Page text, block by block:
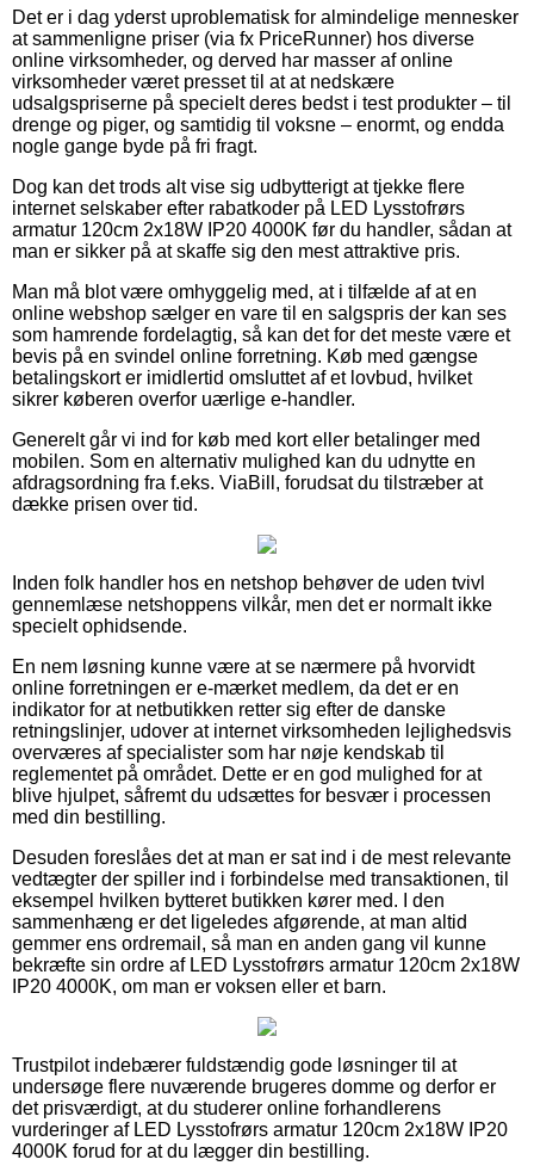
Det er i dag yderst uproblematisk for almindelige mennesker
at sammenligne priser (via fx PriceRunner) hos diverse
online virksomheder, og derved har masser af online
virksomheder været presset til at at nedskære
udsalgspriserne på specielt deres bedst i test produkter – til
drenge og piger, og samtidig til voksne – enormt, og endda
nogle gange byde på fri fragt.
Dog kan det trods alt vise sig udbytterigt at tjekke flere
internet selskaber efter rabatkoder på LED Lysstofrørs
armatur 120cm 2x18W IP20 4000K før du handler, sådan at
man er sikker på at skaffe sig den mest attraktive pris.
Man må blot være omhyggelig med, at i tilfælde af at en
online webshop sælger en vare til en salgspris der kan ses
som hamrende fordelagtig, så kan det for det meste være et
bevis på en svindel online forretning. Køb med gængse
betalingskort er imidlertid omsluttet af et lovbud, hvilket
sikrer køberen overfor uærlige e-handler.
Generelt går vi ind for køb med kort eller betalinger med
mobilen. Som en alternativ mulighed kan du udnytte en
afdragsordning fra f.eks. ViaBill, forudsat du tilstræber at
dække prisen over tid.
Inden folk handler hos en netshop behøver de uden tvivl
gennemlæse netshoppens vilkår, men det er normalt ikke
specielt ophidsende.
En nem løsning kunne være at se nærmere på hvorvidt
online forretningen er e-mærket medlem, da det er en
indikator for at netbutikken retter sig efter de danske
retningslinjer, udover at internet virksomheden lejlighedsvis
overværes af specialister som har nøje kendskab til
reglementet på området. Dette er en god mulighed for at
blive hjulpet, såfremt du udsættes for besvær i processen
med din bestilling.
Desuden foreslåes det at man er sat ind i de mest relevante
vedtægter der spiller ind i forbindelse med transaktionen, til
eksempel hvilken bytteret butikken kører med. I den
sammenhæng er det ligeledes afgørende, at man altid
gemmer ens ordremail, så man en anden gang vil kunne
bekræfte sin ordre af LED Lysstofrørs armatur 120cm 2x18W
IP20 4000K, om man er voksen eller et barn.
Trustpilot indebærer fuldstændig gode løsninger til at
undersøge flere nuværende brugeres domme og derfor er
det prisværdigt, at du studerer online forhandlerens
vurderinger af LED Lysstofrørs armatur 120cm 2x18W IP20
4000K forud for at du lægger din bestilling.